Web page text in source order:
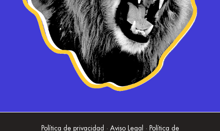
Política de privacidad · Aviso Legal · Política de